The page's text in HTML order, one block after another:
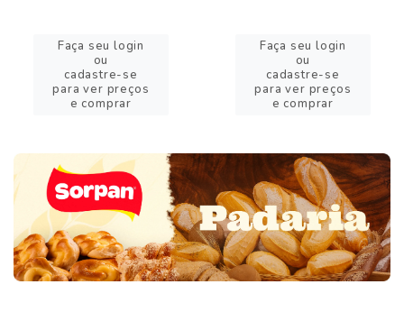
Faça seu login
ou
cadastre-se
para ver preços
e comprar
Faça seu login
ou
cadastre-se
para ver preços
e comprar